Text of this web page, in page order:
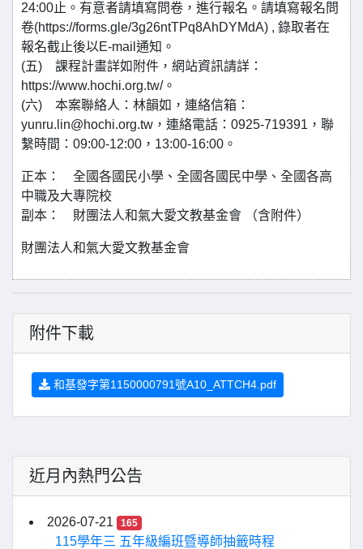
24:00止。有意者請填寫問卷，進行報名。請填寫報名問
卷(https://forms.gle/3g26ntTPq8AhDYMdA) , 錄取者在
報名截止後以E-mail通知。
(五) 課程計畫詳如附件，網站資訊請詳：
https://www.hochi.org.tw/。
(六) 本案聯絡人：林韻如，連絡信箱：
yunru.lin@hochi.org.tw，連絡電話：0925-719391，聯
繫時間：09:00-12:00，13:00-16:00。
正本： 全國各國民小學、全國各國民中學、全國各高
中職及大專院校
副本： 財團法人和氣大愛文教基金會 （含附件）
財團法人和氣大愛文教基金會
附件下載
和基發字第1150000791號A10_ATTCH4.pdf
近月內熱門公告
2026-07-21 165
115學年三 五年級編班暨導師抽籤時程